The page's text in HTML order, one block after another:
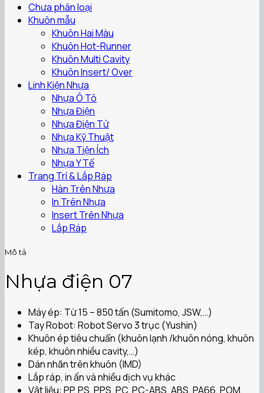
Chưa phân loại
Khuôn mẫu
Khuôn Hai Màu
Khuôn Hot-Runner
Khuôn Multi Cavity
Khuôn Insert/ Over
Linh Kiện Nhựa
Nhựa Ô Tô
Nhựa Điện
Nhựa Điện Tử
Nhựa Kỹ Thuật
Nhựa Tiện Ích
Nhựa Y Tế
Trang Trí & Lắp Ráp
Hàn Trên Nhựa
In Trên Nhựa
Insert Trên Nhựa
Lắp Ráp
Mô tả
Nhựa điện 07
Máy ép: Từ 15 – 850 tấn (Sumitomo, JSW,…)
Tay Robot: Robot Servo 3 trục (Yushin)
Khuôn ép tiêu chuẩn (khuôn lạnh /khuôn nóng, khuôn
kép, khuôn nhiều cavity,…)
Dán nhãn trên khuôn (IMD)
Lắp ráp, in ấn và nhiều dịch vụ khác
Vật liệu: PP, PS, PPS, PC, PC-ABS, ABS, PA66, POM,